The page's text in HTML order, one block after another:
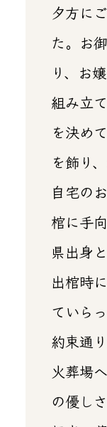
夕方に
た。お
り、お
組み立
を決め
を飾り
自宅の
棺に手
県出身
出棺時
ていら
約束通
火葬場
の優し